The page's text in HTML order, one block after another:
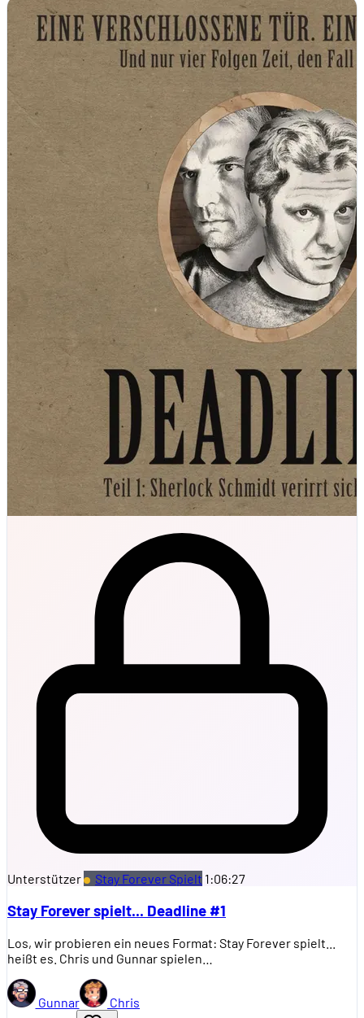
Unterstützer Stay Forever Spielt 1:06:27
Stay Forever spielt... Deadline #1
Los, wir probieren ein neues Format: Stay Forever spielt...
heißt es. Chris und Gunnar spielen…
Gunnar
Chris